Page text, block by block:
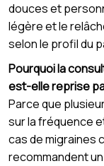
douces et
légère et le
selon le profil du
Pourquoi la
est-elle reprise
Parce que
sur la fréquence
cas de migraines
recommandent